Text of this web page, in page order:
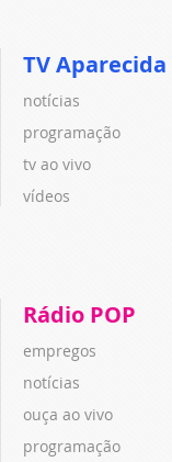
TV Aparecida
notícias
programação
tv ao vivo
vídeos
Rádio POP
empregos
notícias
ouça ao vivo
programação